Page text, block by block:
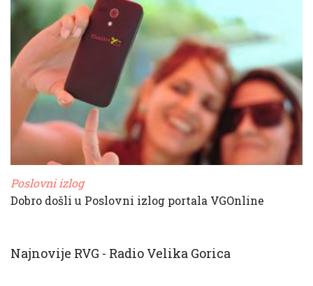
Poslovni izlog
Dobro došli u Poslovni izlog portala VGOnline
Najnovije RVG - Radio Velika Gorica